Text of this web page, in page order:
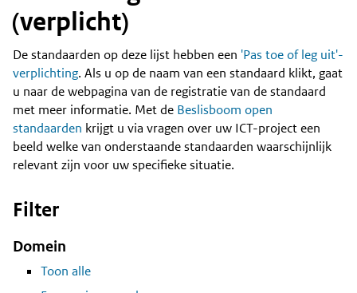
(verplicht)
Content
De standaarden op deze lijst hebben een 'Pas toe of leg uit'-
verplichting. Als u op de naam van een standaard klikt, gaat
u naar de webpagina van de registratie van de standaard
met meer informatie. Met de Beslisboom open
standaarden krijgt u via vragen over uw ICT-project een
beeld welke van onderstaande standaarden waarschijnlijk
relevant zijn voor uw specifieke situatie.
Filter
Domein
Toon alle